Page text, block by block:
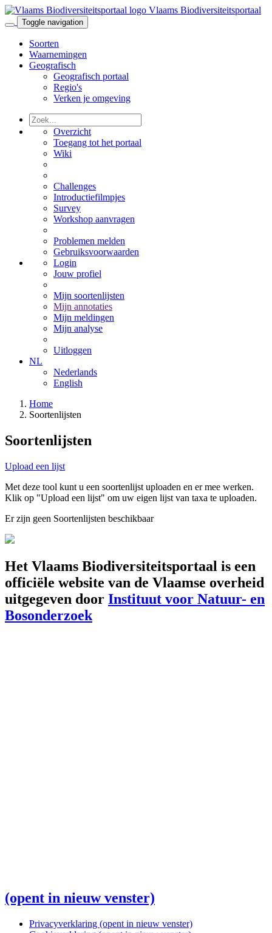
Vlaams Biodiversiteitsportaal
Toggle navigation
Soorten
Waarnemingen
Geografisch
Geografisch portaal
Regio's
Verken je omgeving
Overzicht
Toegang tot het portaal
Wiki
Challenges
Introductiefilmpjes
Survey
Workshop aanvragen
Problemen melden
Gebruiksvoorwaarden
Login
Jouw profiel
Mijn soortenlijsten
Mijn annotaties
Mijn meldingen
Mijn analyse
Uitloggen
NL
Nederlands
English
Home
Soortenlijsten
Soortenlijsten
Upload een lijst
Met deze tool kunt u een soortenlijst uploaden en er mee werken.
Klik op "Upload een lijst" om uw eigen lijst van taxa te uploaden.
Er zijn geen Soortenlijsten beschikbaar
Het Vlaams Biodiversiteitsportaal is een
officiële website van de Vlaamse overheid
uitgegeven door Instituut voor Natuur- en
Bosonderzoek
(opent in nieuw venster)
Privacyverklaring (opent in nieuw venster)